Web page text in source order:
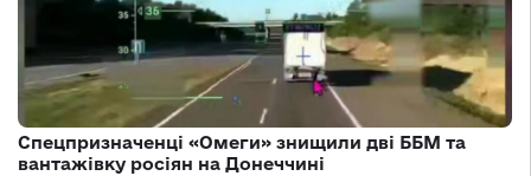
Спецпризначенці «Омеги» знищили дві ББМ та
вантажівку росіян на Донеччині